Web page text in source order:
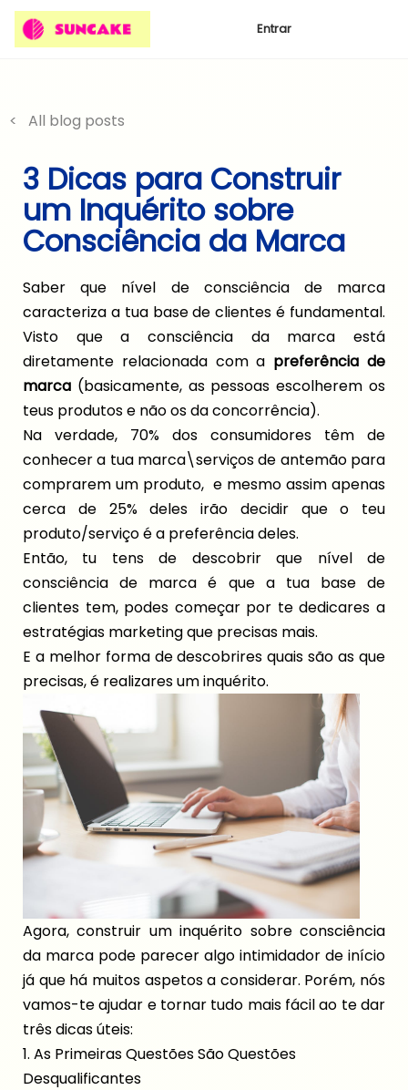
Entrar
< All blog posts
3 Dicas para Construir
um Inquérito sobre
Consciência da Marca
Saber que nível de consciência de marca
caracteriza a tua base de clientes é fundamental.
Visto que a consciência da marca está
diretamente relacionadacom a preferência de
marca (basicamente, as pessoas escolherem os
teus produtos e não os da concorrência).
Na verdade, 70% dos consumidores têm de
conhecer a tua marca\serviços de antemão para
comprarem um produto, e mesmo assim apenas
cerca de 25% deles irão decidir que o teu
produto/serviço é a preferência deles.
Então, tu tens de descobrir que nível de
consciência de marca é que a tua base de
clientes tem, podes começar por te dedicares a
estratégias marketing que precisas mais.
E a melhor forma de descobrires quais são as que
precisas, é realizares um inquérito.
Agora, construir um inquérito sobre consciência
da marca pode parecer algo intimidador de início
já que há muitos aspetos a considerar. Porém, nós
vamos-te ajudar e tornar tudo mais fácil ao te dar
três dicas úteis:
1. As Primeiras Questões São Questões
Desqualificantes